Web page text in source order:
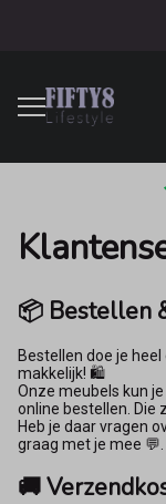
Fifty8
📦 Bestellen
Bestellen doe je
makkelijk! 🛍️
Onze meubels kun
online bestellen. Die
Heb je daar vragen
graag met je mee 💬.
🚚